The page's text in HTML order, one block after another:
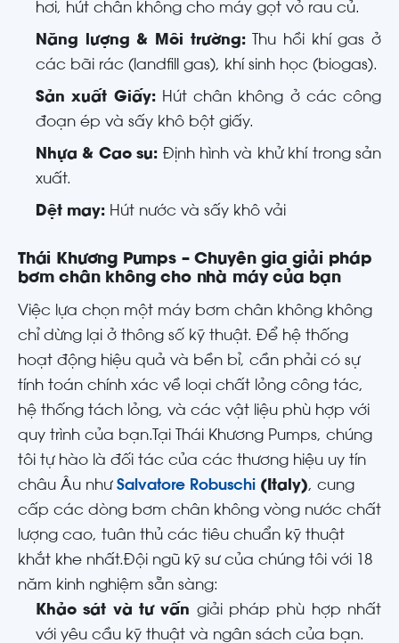
hơi, hút chân không cho máy gọt vỏ rau củ.
Năng lượng & Môi trường:Thu hồi khí gas ở
các bãi rác (landfill gas), khí sinh học (biogas).
Sản xuất Giấy:Hút chân không ở các công
đoạn ép và sấy khô bột giấy.
Nhựa & Cao su: Định hình và khử khí trong sản
xuất.
Dệt may: Hút nước và sấy khô vải
Thái Khương Pumps – Chuyên gia giải pháp
bơm chân không cho nhà máy của bạn
Việc lựa chọn một máy bơm chân không không
chỉ dừng lại ở thông số kỹ thuật. Để hệ thống
hoạt động hiệu quả và bền bỉ, cần phải có sự
tính toán chính xác về loại chất lỏng công tác,
hệ thống tách lỏng, và các vật liệu phù hợp với
quy trình của bạn. Tại Thái Khương Pumps, chúng
tôi tự hào là đối tác của các thương hiệu uy tín
châu Âu như Salvatore Robuschi (Italy), cung
cấp các dòng bơm chân không vòng nước chất
lượng cao, tuân thủ các tiêu chuẩn kỹ thuật
khắt khe nhất.Đội ngũ kỹ sư của chúng tôi với 18
năm kinh nghiệm sẵn sàng:
Khảo sát và tư vấn giải pháp phù hợp nhất
với yêu cầu kỹ thuật và ngân sách của bạn.